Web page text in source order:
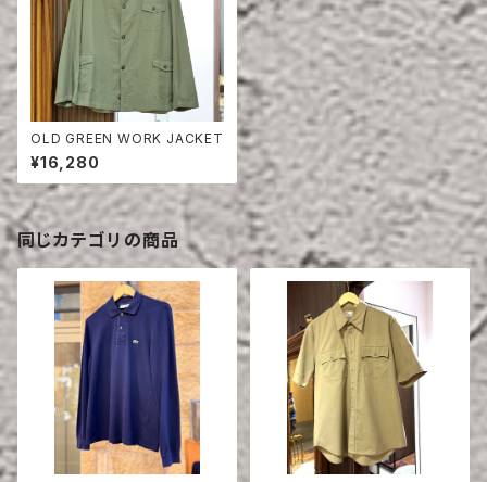
OLD GREEN WORK JACKET
¥16,280
同じカテゴリの商品